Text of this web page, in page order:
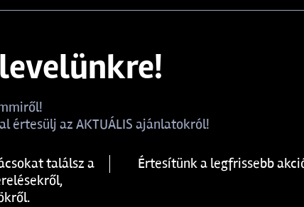
értesülj az AKTUÁLIS ajánlatokról!
találsz a
Értesítünk a legfrissebb